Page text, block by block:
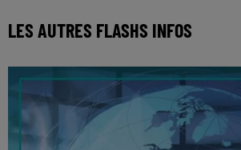
LES AUTRES FLASHS INFOS